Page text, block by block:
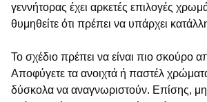
γεννήτορας έχει αρκετές επιλογές
θυμηθείτε ότι πρέπει να υπάρχει
Το σχέδιο πρέπει να είναι πιο σκούρο
Αποφύγετε τα ανοιχτά ή παστέλ
δύσκολα να αναγνωριστούν. Επίσης,